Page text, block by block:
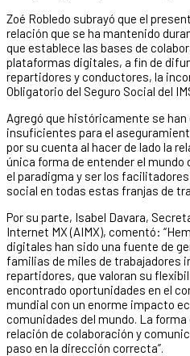
Zoé Robledo subrayó que el
relación que se ha mantenido
que establece las bases de
plataformas digitales, a fin de
repartidores y conductores, la
Obligatorio del Seguro Social del
Agregó que históricamente se
insuficientes para el
por su cuenta al hacer de lado la
única forma de entender el mundo
el paradigma y ser los
social en todas estas franjas de
Por su parte, Isabel Davara,
Internet MX (AIMX), comentó:
digitales han sido una fuente de
familias de miles de trabajadores
repartidores, que valoran su
encontrado oportunidades en el
mundial con un enorme impacto
comunidades del mundo. La
relación de colaboración y
paso en la dirección correcta”.